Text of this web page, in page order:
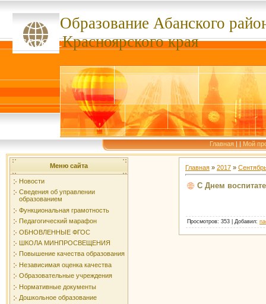
Образование Абанского
сссссссКрасноярского края
Главная | | Мой
Меню сайта
Новости
Сведения об управлении
образованием
Функциональная грамотность
Педагогический марафон
ОБНОВЛЕННЫЕ ФГОС
ШКОЛА МИНПРОСВЕЩЕНИЯ
Повышение качества образования
Независимая оценка качества
Образовательные учреждения
Нормативные документы
Дошкольное образование
Главная » 2017 »
С Днем
Просмотров: 353 | Добавил: